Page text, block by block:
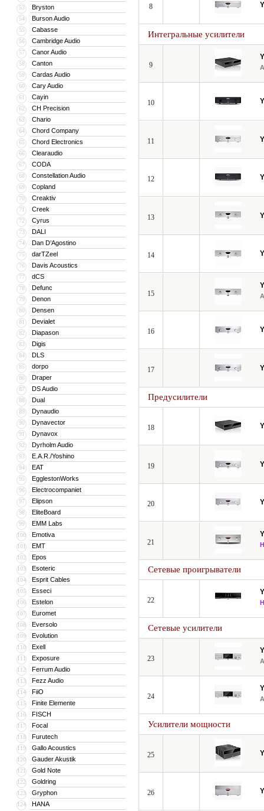
53 Bryston
54 Burson Audio
55 Cabasse
56 Cambridge Audio
57 Canor Audio
58 Canton
59 Cardas Audio
60 Cary Audio
61 Cayin
62 CH Precision
63 Chario
64 Chord Company
65 Chord Electronics
66 Clearaudio
67 CODA
68 Constellation Audio
69 Copland
70 Creaktiv
71 Creek
72 Cyrus
73 DALI
74 Dan D’Agostino
75 darTZeel
76 Davis Acoustics
77 dCS
78 Defunc
79 Denon
80 Densen
81 Devialet
82 Diapason
83 Digis
84 DLS
85 dorpo
86 Draper
87 DS Audio
88 Dual
89 Dynaudio
90 Dynavector
91 Dynavox
92 Dyrholm Audio
93 E.A.R./Yoshino
94 EAT
95 EgglestonWorks
96 Electrocompaniet
97 Elipson
98 EliteBoard
99 EMM Labs
100 Emotiva
101 EMT
102 Epos
103 Esoteric
104 Esprit Cables
105 Esseci
106 Estelon
107 Euromet
108 Eversolo
109 Evolution
110 Exell
111 Exposure
112 Ferrum Audio
113 Fezz Audio
114 FiiO
115 Finite Elemente
116 FISCH
117 Focal
118 Furutech
119 Gallo Acoustics
120 Gauder Akustik
121 Gold Note
122 Goldring
123 Gryphon
124 HANA
8
Интегральные усилители
9
10
11
12
13
14
15
16
17
Предусилители
18
19
20
21
Сетевые проигрыватели
22
Сетевые усилители
23
24
Усилители мощности
25
26